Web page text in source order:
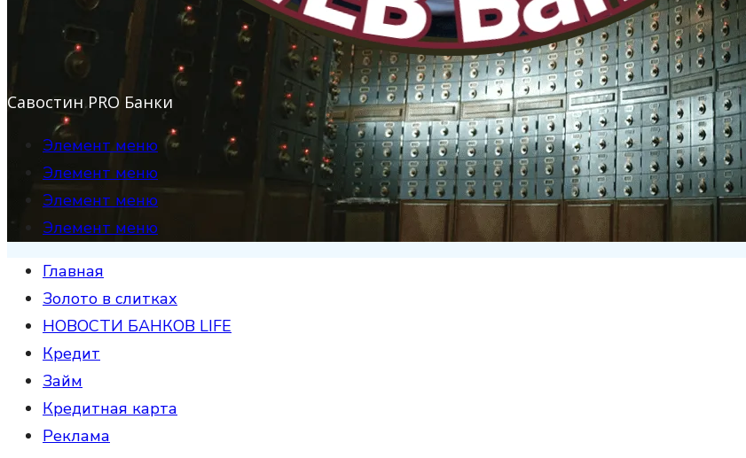
Савостин PRO Банки
Элемент меню
Элемент меню
Элемент меню
Элемент меню
Главная
Золото в слитках
НОВОСТИ БАНКОВ LIFE
Кредит
Займ
Кредитная карта
Реклама